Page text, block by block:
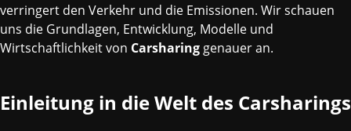
verringert den Verkehr und die Emissionen. Wir schauen
uns die Grundlagen, Entwicklung, Modelle und
Wirtschaftlichkeit von Carsharing genauer an.
Einleitung in die Welt des Carsharings